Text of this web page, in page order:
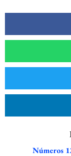
Números